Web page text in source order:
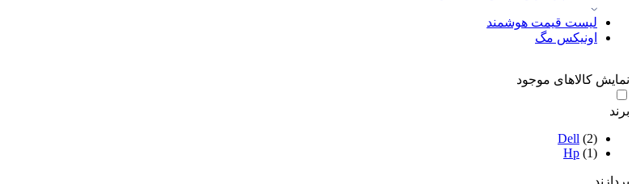
لیست قیمت هوشمند
اونیکس مگ
نمایش کالاهای موجود
برند
Dell (2)
Hp (1)
پردازند